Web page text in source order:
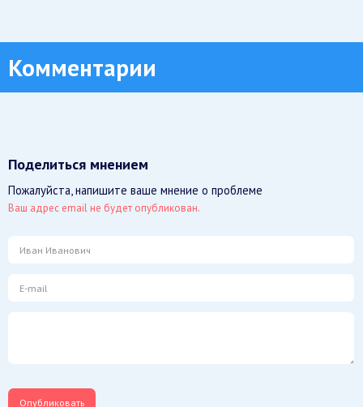
Комментарии
Поделиться мнением
Пожалуйста, напишите ваше мнение о проблеме
Ваш адрес email не будет опубликован.